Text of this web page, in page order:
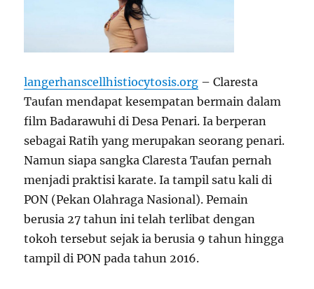
langerhanscellhistiocytosis.org – Claresta
Taufan mendapat kesempatan bermain dalam
film Badarawuhi di Desa Penari. Ia berperan
sebagai Ratih yang merupakan seorang penari.
Namun siapa sangka Claresta Taufan pernah
menjadi praktisi karate. Ia tampil satu kali di
PON (Pekan Olahraga Nasional). Pemain
berusia 27 tahun ini telah terlibat dengan
tokoh tersebut sejak ia berusia 9 tahun hingga
tampil di PON pada tahun 2016.